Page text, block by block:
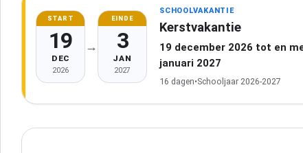
START
19
DEC
2026
→
EINDE
3
JAN
2027
SCHOOLVAKANTIE
Kerstvakantie
19 december 2026 tot en
januari 2027
16 dagen•Schooljaar 2026-2027